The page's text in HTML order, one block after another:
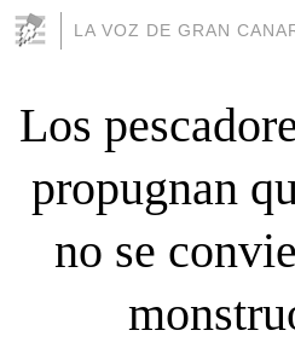
LA VOZ DE GRAN
Los
propugnan
no se